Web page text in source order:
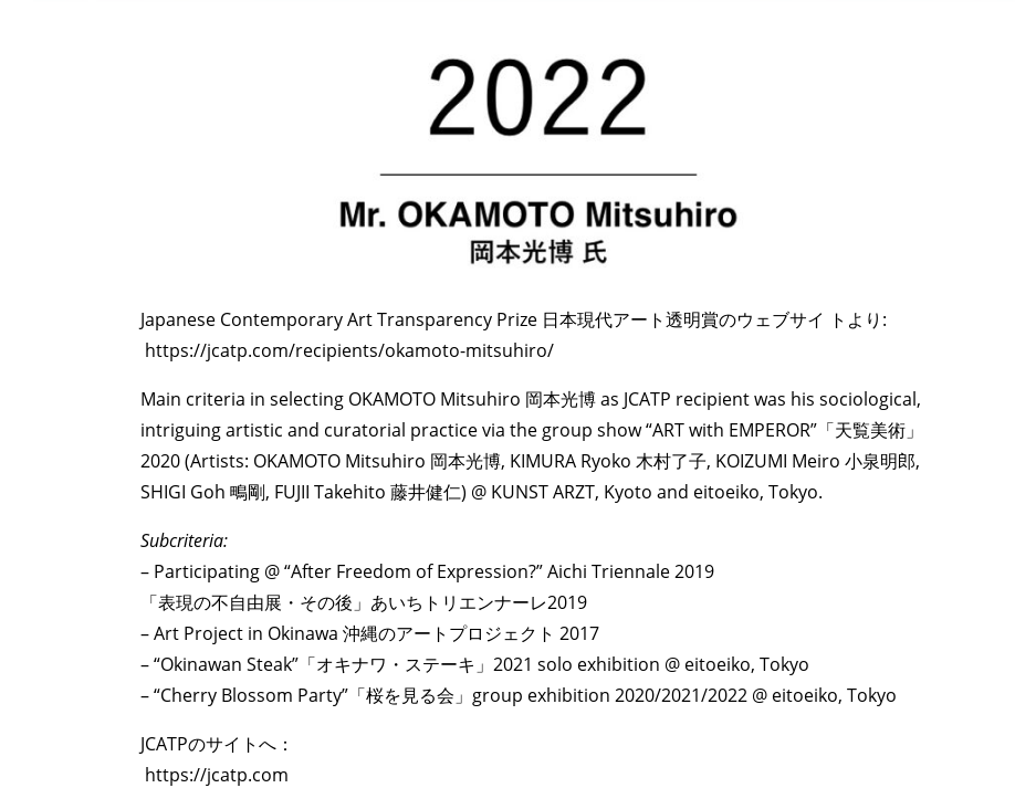
Japanese Contemporary Art Transparency Prize 日本現代アート透明賞のウェブサイ トより:
https://jcatp.com/recipients/okamoto-mitsuhiro/
Main criteria in selecting OKAMOTO Mitsuhiro 岡本光博 as JCATP recipient was his sociological,
intriguing artistic and curatorial practice via the group show “ART with EMPEROR”「天覧美術」
2020 (Artists: OKAMOTO Mitsuhiro 岡本光博, KIMURA Ryoko 木村了子, KOIZUMI Meiro 小泉明郎,
SHIGI Goh 鴫剛, FUJII Takehito 藤井健仁) @ KUNST ARZT, Kyoto and eitoeiko, Tokyo.
Subcriteria:
– Participating @ “After Freedom of Expression?” Aichi Triennale 2019
「表現の不自由展・その後」あいちトリエンナーレ2019
– Art Project in Okinawa 沖縄のアートプロジェクト 2017
– “Okinawan Steak”「オキナワ・ステーキ」2021 solo exhibition @ eitoeiko, Tokyo
– “Cherry Blossom Party”「桜を見る会」group exhibition 2020/2021/2022 @ eitoeiko, Tokyo
JCATPのサイトへ：
https://jcatp.com